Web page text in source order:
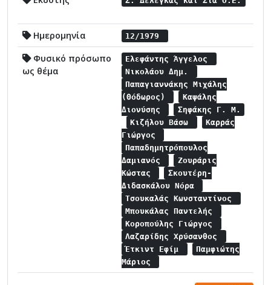
Ημερομηνία 12/1979
Φυσικό πρόσωπο
ως θέμα
Ελεφάντης Άγγελος
Νικολάου Δημ.
Παπαγιαννάκης Μιχάλης
(Θόδωρος)
Καψάλης
Διονύσης
Σηφάκης Γ. Μ.
Κιζήλου Βάσω
Καρράς
Γιώργος
Παπαδημητρόπουλος
Δαμιανός
Ζουράρις
Κώστας
Σκουτέρη-
Διδασκάλου Νόρα
Τσουκαλάς Κωνσταντίνος
Μπουκάλας Παντελής
Κοροπούλης Γιώργος
Λαζαρίδης Χρύσανθος
Έτκιντ Εφίμ
Παμφιώτης
Μάριος